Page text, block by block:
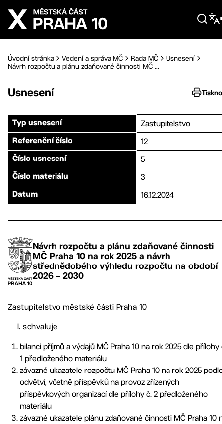
Přejít na hlavní obsah
Úvodní stránka Vedení a správa MČ Rada MČ
Usnesení
Návrh rozpočtu a plánu zdaňované činnosti MČ ...
Usnesení
Typ usnesení Zastupitelstvo
Referenční číslo 12
Číslo usnesení 5
Číslo materiálu 3
Datum 16.12.2024
Návrh rozpočtu a plánu zdaňované činnosti
MČ Praha 10 na rok 2025 a návrh
střednědobého výhledu rozpočtu na období
2026 – 2030
Zastupitelstvo městské části Praha 10
I. schvaluje
bilanci příjmů a výdajů MČ Praha 10 na rok 2025 dle přílohy
1 předloženého materiálu
závazné ukazatele rozpočtu MČ Praha 10 na rok 2025
odvětví, včetně příspěvků na provoz zřízených
příspěvkových organizací dle přílohy č. 2 předloženého
materiálu
závazné ukazatele plánu zdaňované činnosti MČ Praha 10